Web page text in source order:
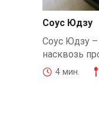
Соус Юдзу
Соус Юдзу –
насквозь
4 мин.